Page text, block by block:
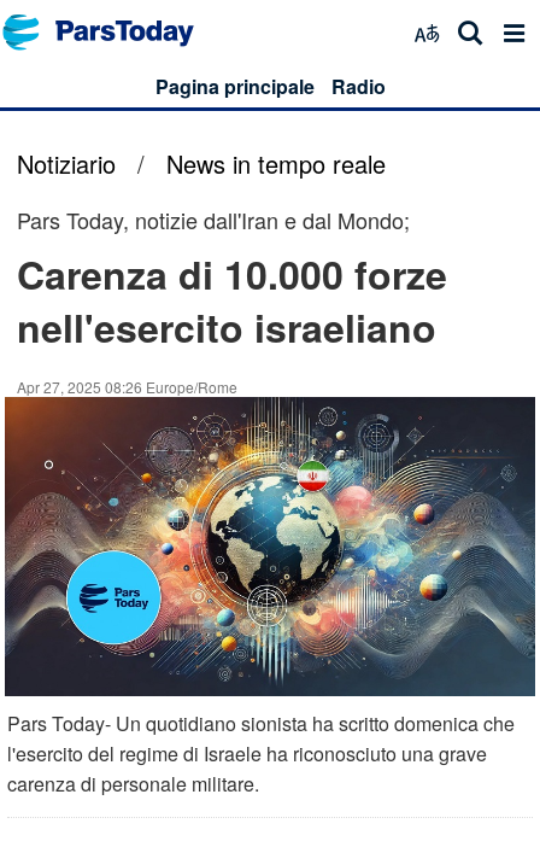
Pagina principale Radio
Notiziario / News in tempo reale
Pars Today, notizie dall'Iran e dal Mondo;
Carenza di 10.000 forze
nell'esercito israeliano
Apr 27, 2025 08:26 Europe/Rome
Pars Today- Un quotidiano sionista ha scritto domenica che
l'esercito del regime di Israele ha riconosciuto una grave
carenza di personale militare.